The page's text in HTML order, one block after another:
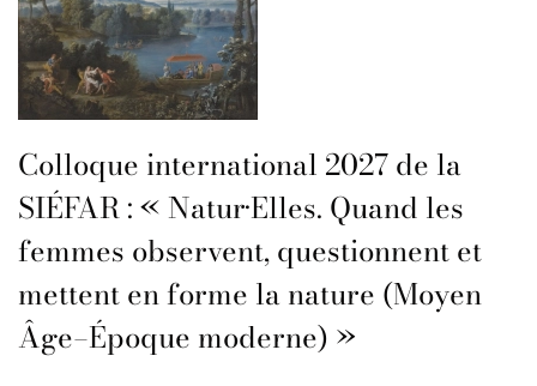
Colloque international 2027 de la
SIÉFAR : « Natur·Elles. Quand les
femmes observent, questionnent et
mettent en forme la nature (Moyen
Âge–Époque moderne) »